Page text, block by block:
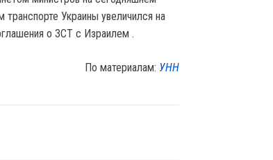
Украины увеличился на
о ЗСТ с Израилем .
По материалам: УНН